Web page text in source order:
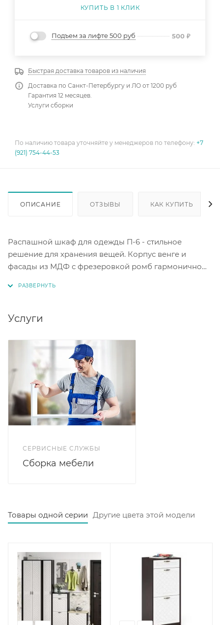
КУПИТЬ В 1 КЛИК
Подъем за лифте 500 руб 500 ₽
Быстрая доставка товаров из наличия
Доставка по Санкт-Петербургу и ЛО от 1200 руб
Гарантия 12 месяцев.
Услуги сборки
По наличию товара уточняйте у менеджеров по телефону: +7
(921) 754-44-53
ОПИСАНИЕ ОТЗЫВЫ КАК КУПИТЬ
Распашной шкаф для одежды П-6 - стильное
решение для хранения вещей. Корпус венге и
фасады из МДФ с фрезеровкой ромб гармонично
только практичным решением для хранения
себе функциональность и эстетику.
Услуги
СЕРВИСНЫЕ СЛУЖБЫ
Сборка мебели
Товары одной серии Другие цвета этой модели